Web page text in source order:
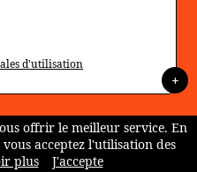
d'utilisation
+
offrir le meilleur service. En
acceptez l'utilisation des
plus J'accepte